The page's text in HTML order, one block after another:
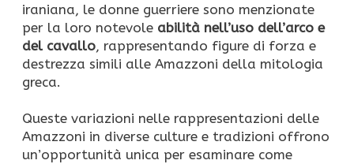
iraniana, le donne guerriere sono menzionate
per la loro notevole abilità nell’uso dell’arco e
del cavallo, rappresentando figure di forza e
destrezza simili alle Amazzoni della mitologia
greca.
Queste variazioni nelle rappresentazioni delle
Amazzoni in diverse culture e tradizioni offrono
un’opportunità unica per esaminare come